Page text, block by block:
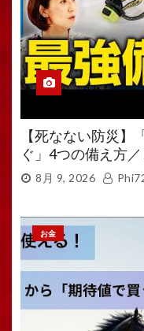
【死なない防災
ぐ」4つの備え方
強備蓄食は「羊羹
も無意味
8月 9, 2026
お金